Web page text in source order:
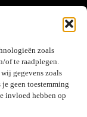
zoals
of te raadplegen.
gegevens zoals
geen toestemming
invloed hebben op